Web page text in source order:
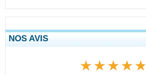
NOS AVIS
★★★★★
★★★★★